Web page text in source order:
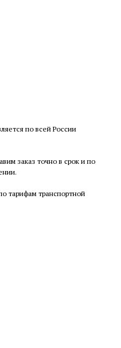
по всей России
заказ точно в срок и по
тарифам транспортной